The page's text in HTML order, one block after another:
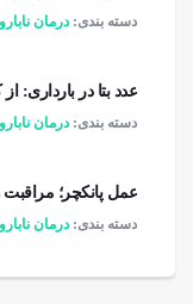
دسته بندی: درمان
عدد بتا در بارداری:
دسته بندی: درمان
عمل پانکچر؛
دسته بندی: درمان